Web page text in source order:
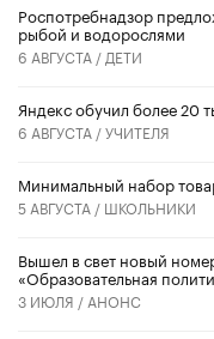
Роспотребнадзор
рыбой и водорослями
6 АВГУСТА / ДЕТИ
​Яндекс обучил более 20
6 АВГУСТА /УЧИТЕЛЯ
Минимальный набор
5 АВГУСТА / ШКОЛЬНИКИ
Вышел в свет новый
«Образовательная
3 ИЮЛЯ / АНОНС